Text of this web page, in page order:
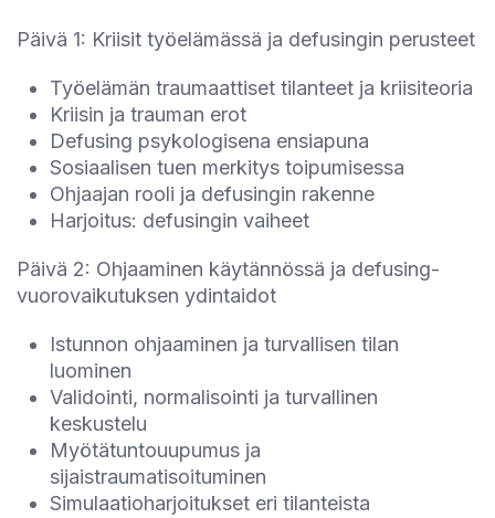
Päivä 1: Kriisit työelämässä ja defusingin perusteet
Työelämän traumaattiset tilanteet ja kriisiteoria
Kriisin ja trauman erot
Defusing psykologisena ensiapuna
Sosiaalisen tuen merkitys toipumisessa
Ohjaajan rooli ja defusingin rakenne
Harjoitus: defusingin vaiheet
Päivä 2: Ohjaaminen käytännössä ja defusing-
vuorovaikutuksen ydintaidot
Istunnon ohjaaminen ja turvallisen tilan
luominen
Validointi, normalisointi ja turvallinen
keskustelu
Myötätuntouupumus ja
sijaistraumatisoituminen
Simulaatioharjoitukset eri tilanteista